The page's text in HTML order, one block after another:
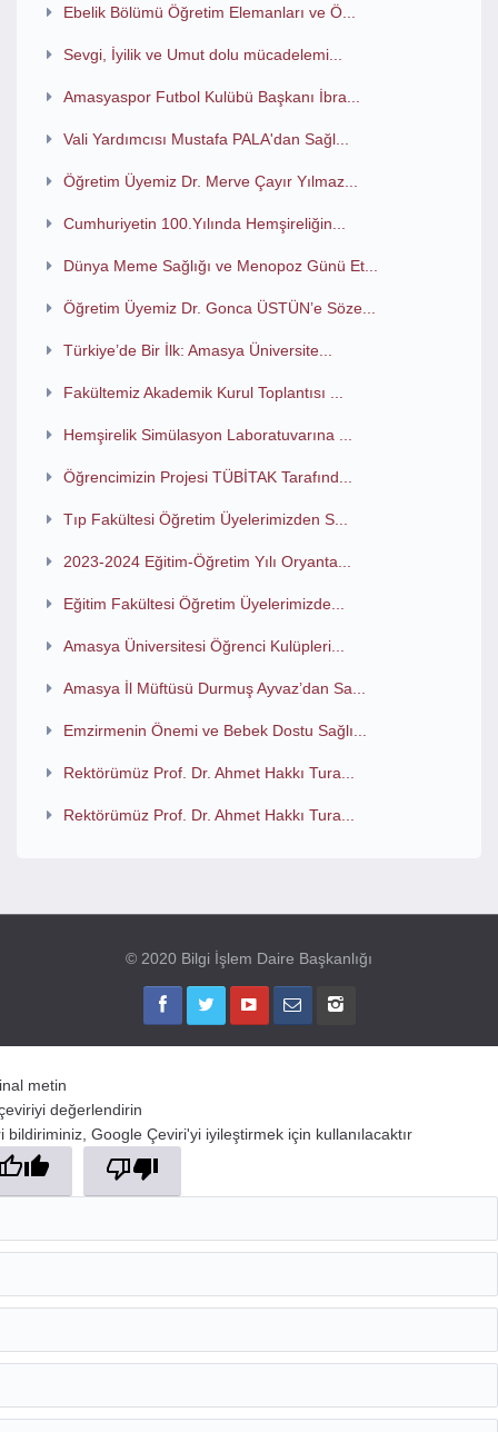
Ebelik Bölümü Öğretim Elemanları ve Ö...
Sevgi, İyilik ve Umut dolu mücadelemi...
Amasyaspor Futbol Kulübü Başkanı İbra...
Vali Yardımcısı Mustafa PALA'dan Sağl...
Öğretim Üyemiz Dr. Merve Çayır Yılmaz...
Cumhuriyetin 100.Yılında Hemşireliğin...
Dünya Meme Sağlığı ve Menopoz Günü Et...
Öğretim Üyemiz Dr. Gonca ÜSTÜN’e Söze...
Türkiye’de Bir İlk: Amasya Üniversite...
Fakültemiz Akademik Kurul Toplantısı ...
Hemşirelik Simülasyon Laboratuvarına ...
Öğrencimizin Projesi TÜBİTAK Tarafınd...
Tıp Fakültesi Öğretim Üyelerimizden S...
2023-2024 Eğitim-Öğretim Yılı Oryanta...
Eğitim Fakültesi Öğretim Üyelerimizde...
Amasya Üniversitesi Öğrenci Kulüpleri...
Amasya İl Müftüsü Durmuş Ayvaz’dan Sa...
Emzirmenin Önemi ve Bebek Dostu Sağlı...
Rektörümüz Prof. Dr. Ahmet Hakkı Tura...
Rektörümüz Prof. Dr. Ahmet Hakkı Tura...
© 2020 Bilgi İşlem Daire Başkanlığı
metin
değerlendirin
bildiriminiz, Google Çeviri'yi iyileştirmek için kullanılacaktır